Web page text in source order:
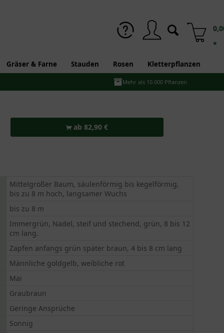
*
Gräser & Farne Stauden Rosen Kletterpflanzen
Mehr als 10.000 Pflanzen
ab 82,90 €
Mittelgroßer Baum, säulenförmig bis kegelförmig,
bis zu 8 m hoch, langsamer Wuchs
bis zu 8 m
Immergrün, Nadel, steif und stechend, grün, 8 bis 12
cm lang.
Zapfen anfangs grün später braun, 4 bis 8 cm lang
Männliche goldgelb, weibliche rot
Mai
Graubraun
Geringe Ansprüche
Sonnig